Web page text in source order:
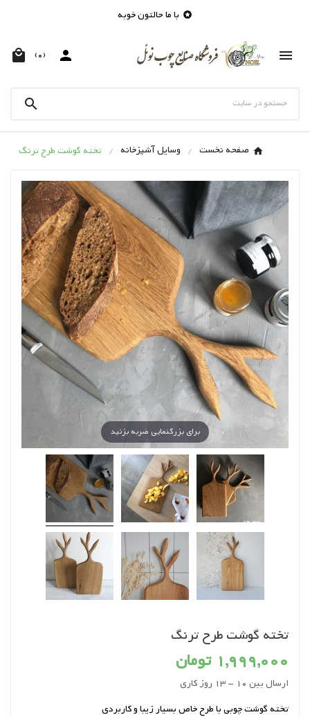
 با ما حالتون خوبه


 (0)

صفحه نخست وسایل آشپزخانه تخته گوشت طرح ترنگ
برای بزرگنمایی ضربه بزنید
تخته گوشت طرح ترنگ
1,999,000 تومان
ارسال بین 10 - 13 روز کاری
تخته گوشت چوبی با طرح خاص بسیار زیبا و کاربردی